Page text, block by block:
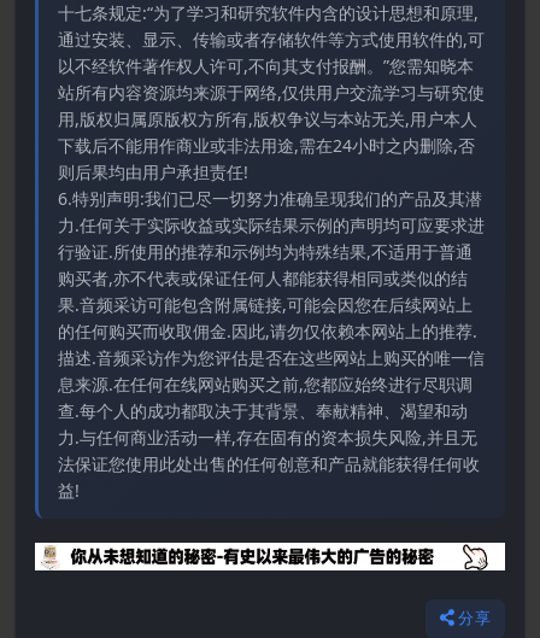
十七条规定:“为了学习和研究软件内含的设计思想和原理,
通过安装、显示、传输或者存储软件等方式使用软件的,可
以不经软件著作权人许可,不向其支付报酬。”您需知晓本
站所有内容资源均来源于网络,仅供用户交流学习与研究使
用,版权归属原版权方所有,版权争议与本站无关,用户本人
下载后不能用作商业或非法用途,需在24小时之内删除,否
则后果均由用户承担责任!
6.特别声明:我们已尽一切努力准确呈现我们的产品及其潜
力.任何关于实际收益或实际结果示例的声明均可应要求进
行验证.所使用的推荐和示例均为特殊结果,不适用于普通
购买者,亦不代表或保证任何人都能获得相同或类似的结
果.音频采访可能包含附属链接,可能会因您在后续网站上
的任何购买而收取佣金.因此,请勿仅依赖本网站上的推荐.
描述.音频采访作为您评估是否在这些网站上购买的唯一信
息来源.在任何在线网站购买之前,您都应始终进行尽职调
查.每个人的成功都取决于其背景、奉献精神、渴望和动
力.与任何商业活动一样,存在固有的资本损失风险,并且无
法保证您使用此处出售的任何创意和产品就能获得任何收
益!
分享